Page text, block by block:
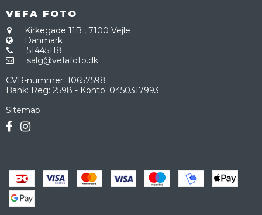
VEFA FOTO
Kirkegade 11B , 7100 Vejle
Danmark
51445118
salg@vefafoto.dk
CVR-nummer: 10657598
Bank: Reg: 2598 - Konto: 0450317993
Sitemap